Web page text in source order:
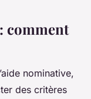
comment
nominative,
des critères